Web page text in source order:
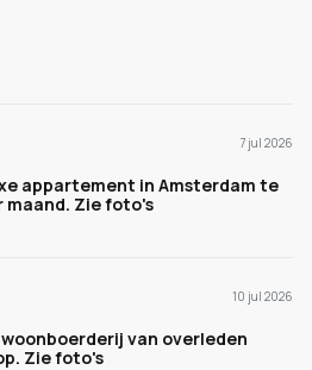
7 jul 2026
appartement in Amsterdam te
maand. Zie foto's
10 jul 2026
van overleden
Zie foto's